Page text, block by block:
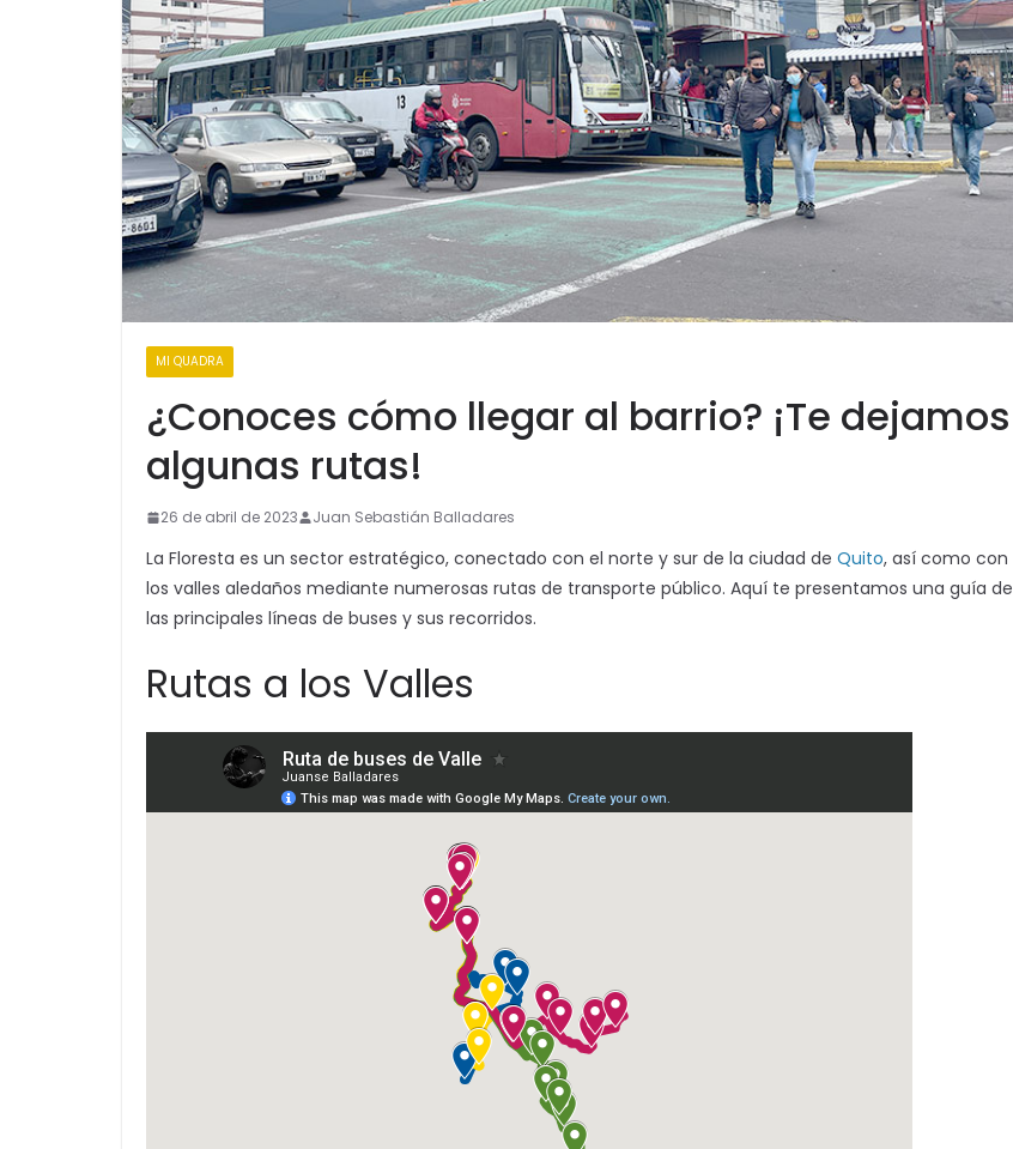
MI QUADRA
¿Conoces cómo llegar al barrio? ¡Te dejamos
algunas rutas!
26 de abril de 2023 Juan Sebastián Balladares
La Floresta es un sector estratégico, conectado con el norte y sur de la ciudad de Quito, así como con
los valles aledaños mediante numerosas rutas de transporte público. Aquí te presentamos una guía de
las principales líneas de buses y sus recorridos.
Rutas a los Valles